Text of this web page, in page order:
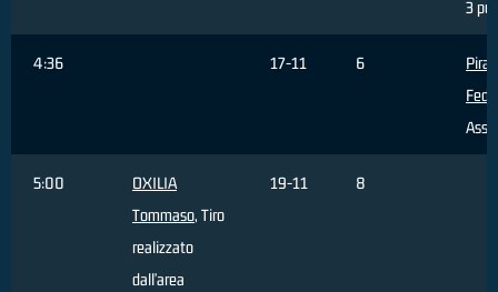
3
4:36 17-11 6
5:00
OXILIA
Tommaso, Tiro
realizzato
dall'area
19-11 8